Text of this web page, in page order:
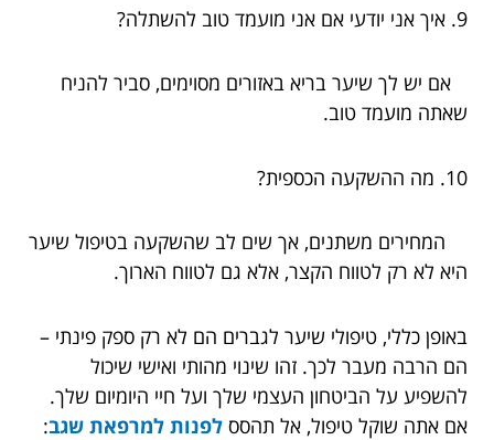
9. איך אני יודעי אם אני מועמד טוב להשתלה?
אם יש לך שיער בריא באזורים מסוימים, סביר להניח
שאתה מועמד טוב.
10. מה ההשקעה הכספית?
המחירים משתנים, אך שים לב שהשקעה בטיפול שיער
היא לא רק לטווח הקצר, אלא גם לטווח הארוך.
באופן כללי, טיפולי שיער לגברים הם לא רק ספק פינתי –
הם הרבה מעבר לכך. זהו שינוי מהותי ואישי שיכול
להשפיע על הביטחון העצמי שלך ועל חיי היומיום שלך.
אם אתה שוקל טיפול, אל תהסס לפנות למרפאת שגב: